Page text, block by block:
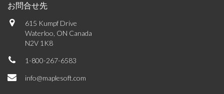
お問合せ先
615 Kumpf Drive
Waterloo, ON Canada
N2V 1K8
1-800-267-6583
info@maplesoft.com